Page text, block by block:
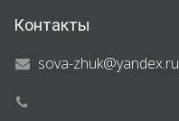
Контакты
sova-zhuk@yandex.ru